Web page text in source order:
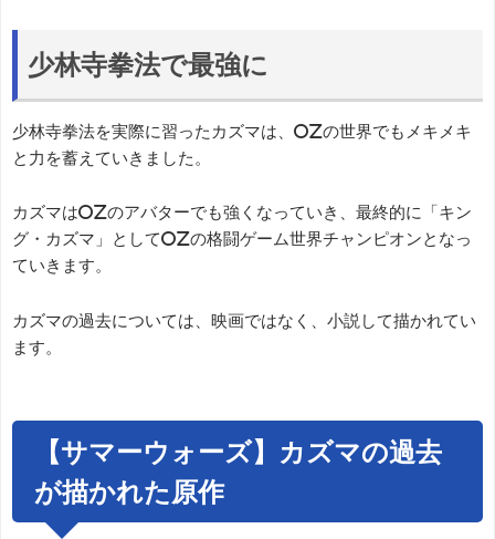
少林寺拳法で最強に
少林寺拳法を実際に習ったカズマは、OZの世界でもメキメキ
と力を蓄えていきました。
カズマはOZのアバターでも強くなっていき、最終的に「キン
グ・カズマ」としてOZの格闘ゲーム世界チャンピオンとなっ
ていきます。
カズマの過去については、映画ではなく、小説して描かれてい
ます。
【サマーウォーズ】カズマの過去
が描かれた原作